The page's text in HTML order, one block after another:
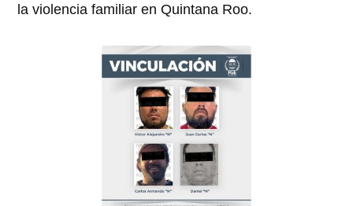
la violencia familiar en Quintana Roo.